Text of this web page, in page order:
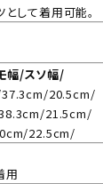
して着用可能。
幅/スソ幅/
20.5cm/
21.5cm/
22.5cm/
用